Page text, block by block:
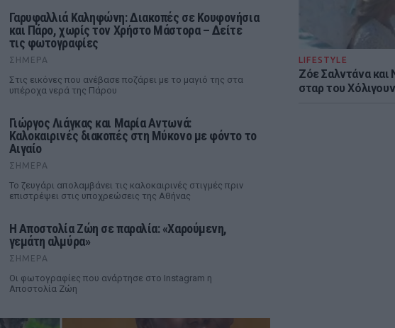
LIFESTYLE
Ζόε Σαλντάνα και
σταρ του
Γαρυφαλλιά Καληφώνη: Διακοπές σε Κουφονήσια
και Πάρο, χωρίς τον Χρήστο Μάστορα – Δείτε
τις φωτογραφίες
ΣΉΜΕΡΑ
Στις εικόνες που ανέβασε ποζάρει με το μαγιό της στα
υπέροχα νερά της Πάρου
Γιώργος Λιάγκας και Μαρία Αντωνά:
Καλοκαιρινές διακοπές στη Μύκονο με φόντο το
Αιγαίο
ΣΉΜΕΡΑ
Το ζευγάρι απολαμβάνει τις καλοκαιρινές στιγμές πριν
επιστρέψει στις υποχρεώσεις της Αθήνας
Η Αποστολία Ζώη σε παραλία: «Χαρούμενη,
γεμάτη αλμύρα»
ΣΉΜΕΡΑ
Οι φωτογραφίες που ανάρτησε στο Instagram η
Αποστολία Ζώη